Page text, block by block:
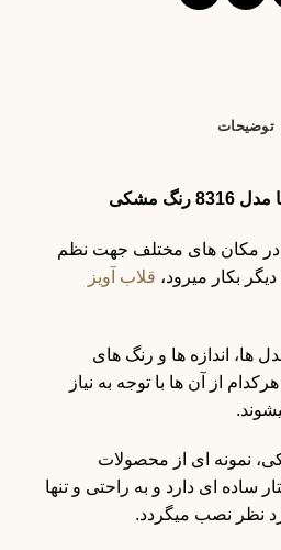
توضیحات
مشکی
در مکان های مختلف جهت نظم
بکار میرود، قلاب آویز
ها، اندازه ها و رنگ های
از آن ها با توجه به نیاز
نمونه ای از محصولات
ساده ای دارد و به راحتی و تنها
نظر نصب میگردد.